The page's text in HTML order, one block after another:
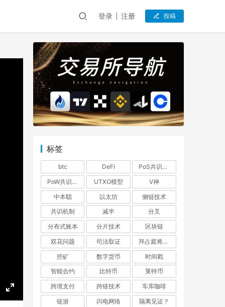
登录 注册 投稿
标签
btc DeFi
PoS共识机制
PoW共识机制
UTXO模型
V神
中本聪
以太坊
侧链技术
共识机制
减半
分叉
分布式账本
分片技术
区块链
双花问题
司法取证
拜占庭将军问题
挖矿
数字货币
时间戳
智能合约
比特币
莱特币
跨境支付
跨链技术
车库咖啡
链游
闪电网络 隔离见证？